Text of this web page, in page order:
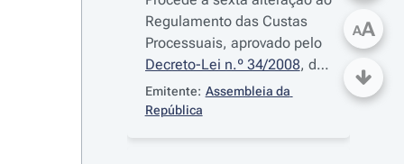
Regulamento das Custas
Processuais, aprovado pelo
Decreto-Lei n.º 34/2008, de
26 de Fevereiro
Emitente: Assembleia da
República
AA